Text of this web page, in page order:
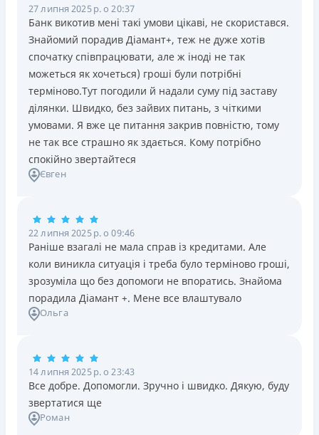
27 липня 2025 р. о 20:37
Банк викотив мені такі умови цікаві, не скористався.
Знайомий порадив Діамант+, теж не дуже хотів
спочатку співпрацювати, але ж іноді не так
можеться як хочеться) гроші були потрібні
терміново.Тут погодили й надали суму під заставу
ділянки. Швидко, без зайвих питань, з чіткими
умовами. Я вже це питання закрив повністю, тому
не так все страшно як здається. Кому потрібно
спокійно звертайтеся
Євген
22 липня 2025 р. о 09:46
Раніше взагалі не мала справ із кредитами. Але
коли виникла ситуація і треба було терміново гроші,
зрозуміла що без допомоги не впоратись. Знайома
порадила Діамант +. Мене все влаштувало
Ольга
14 липня 2025 р. о 23:43
Все добре. Допомогли. Зручно і швидко. Дякую, буду
звертатися ще
Роман